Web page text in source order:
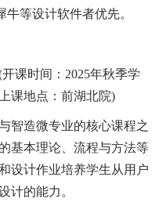
牛等设计软件者优先。
开课时间：2025年秋季学
上课地点：前湖北院)
智造微专业的核心课程之
基本理论、流程与方法等
设计作业培养学生从 用户
计的能力。